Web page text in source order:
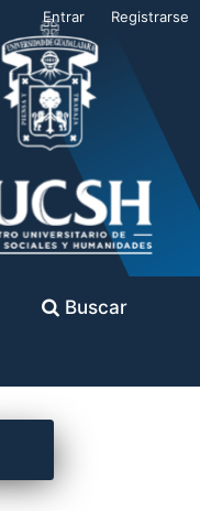
Buscar
Entrar Registrarse